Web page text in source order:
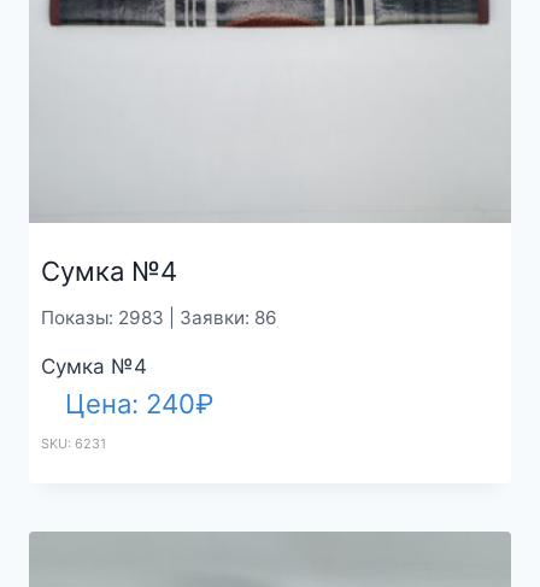
Сумка №4
Показы: 2983 | Заявки: 86
Сумка №4
Цена: 240₽
SKU: 6231